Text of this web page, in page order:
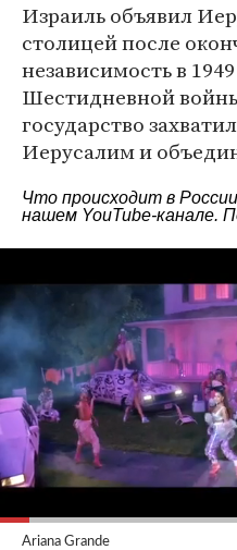
Израиль объявил
столицей после
независимость в
Шестидневной
государство
Иерусалим и
Что происходит в
нашем YouTube-канале.
Ariana Grande